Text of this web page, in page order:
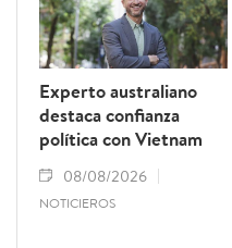
Experto australiano
destaca confianza
política con Vietnam
08/08/2026
NOTICIEROS